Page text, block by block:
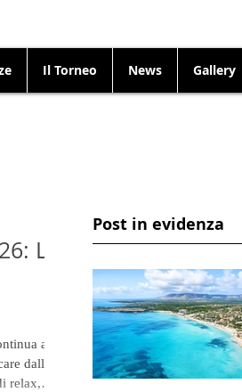
Il Torneo News Gallery
Le
a
dalla
relax,
Post in evidenza